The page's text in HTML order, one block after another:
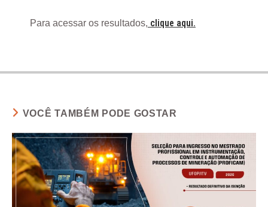
Para acessar os resultados, clique aqui.
VOCÊ TAMBÉM PODE GOSTAR